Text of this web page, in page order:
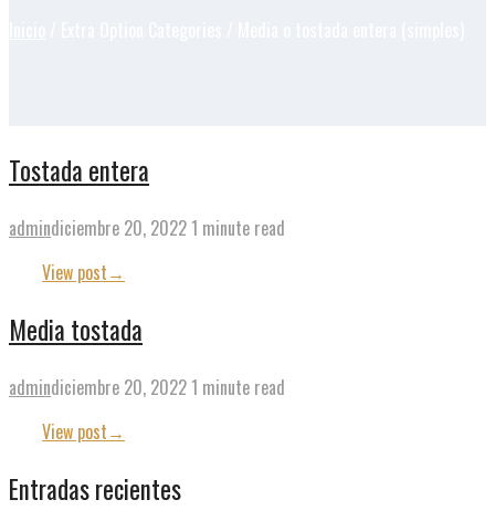
Tostada entera
admindiciembre 20, 2022 1 minute read
View post→
Media tostada
admindiciembre 20, 2022 1 minute read
View post→
Entradas recientes